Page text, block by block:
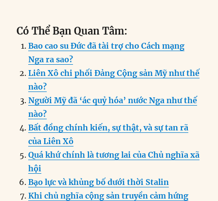
Có Thể Bạn Quan Tâm:
Bao cao su Đức đã tài trợ cho Cách mạng
Nga ra sao?
Liên Xô chi phối Đảng Cộng sản Mỹ như thế
nào?
Người Mỹ đã ‘ác quỷ hóa’ nước Nga như thế
nào?
Bất đồng chính kiến, sự thật, và sự tan rã
của Liên Xô
Quá khứ chính là tương lai của Chủ nghĩa xã
hội
Bạo lực và khủng bố dưới thời Stalin
Khi chủ nghĩa cộng sản truyền cảm hứng